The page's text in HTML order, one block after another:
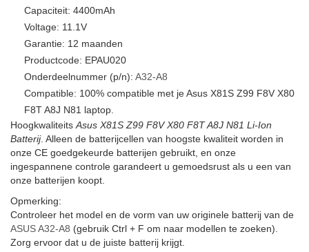
Capaciteit: 4400mAh
Voltage: 11.1V
Garantie: 12 maanden
Productcode: EPAU020
Onderdeelnummer (p/n): A32-A8
Compatible: 100% compatible met je Asus X81S Z99 F8V X80
F8T A8J N81 laptop.
Hoogkwaliteits Asus X81S Z99 F8V X80 F8T A8J N81 Li-Ion
Batterij. Alleen de batterijcellen van hoogste kwaliteit worden in
onze CE goedgekeurde batterijen gebruikt, en onze
ingespannene controle garandeert u gemoedsrust als u een van
onze batterijen koopt.
Opmerking:
Controleer het model en de vorm van uw originele batterij van de
ASUS A32-A8 (gebruik Ctrl + F om naar modellen te zoeken).
Zorg ervoor dat u de juiste batterij krijgt.